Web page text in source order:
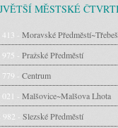
MĚSTSKÉ
413 - Moravské Předměstí~Třebeš
975 - Pražské Předměstí
779 - Centrum
021 - Malšovice~Malšova Lhota
982 - Slezské Předměstí